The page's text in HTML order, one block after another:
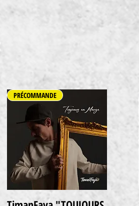
Schnellansicht
PRÉCOMMANDE